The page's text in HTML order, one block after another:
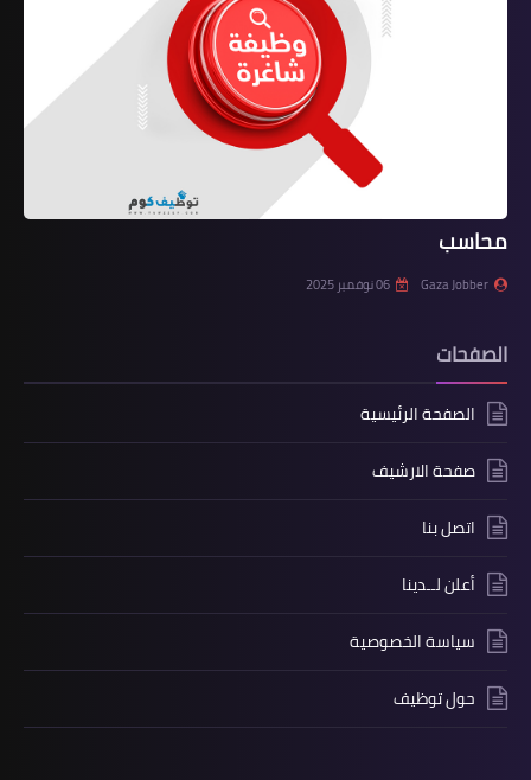
محاسب
Gaza Jobber 06 نوفمبر 2025
الصفحات
الصفحة الرئيسية
صفحة الارشيف
اتصل بنا
أعلن لــدينا
سياسة الخصوصية
حول توظيف